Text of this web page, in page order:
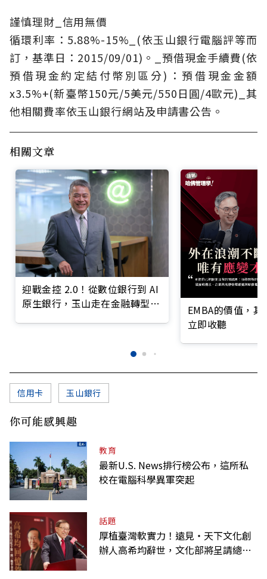
謹慎理財_信用無價
循環利率：5.88%-15%_(依玉山銀行電腦評等而
訂，基準日：2015/09/01)。_預借現金手續費(依
預借現金約定結付幣別區分)：預借現金金額
x3.5%+(新臺幣150元/5美元/550日圓/4歐元)_其
他相關費率依玉山銀行網站及申請書公告。
相關文章
迎戰金控 2.0！從數位銀行到 AI
原生銀行，玉山走在金融轉型最
EMBA的價值，
立即收聽
信用卡 玉山銀行
你可能感興趣
教育
最新U.S. News排行榜公布，這所私
校在電腦科學異軍突起
話題
厚植臺灣軟實力！遠見‧天下文化創
辦人高希均辭世，文化部將呈請總統